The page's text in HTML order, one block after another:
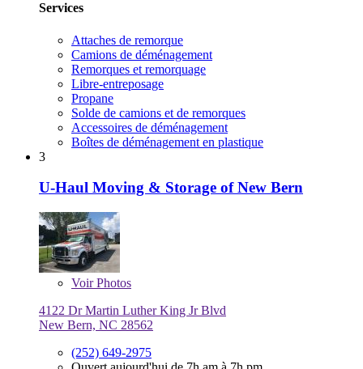
Services
Attaches de remorque
Camions de déménagement
Remorques et remorquage
Libre-entreposage
Propane
Solde de camions et de remorques
Accessoires de déménagement
Boîtes de déménagement en plastique
3
U-Haul Moving & Storage of New Bern
VoirPhotos
4122 Dr Martin Luther King Jr Blvd
New Bern, NC 28562
(252) 649-2975